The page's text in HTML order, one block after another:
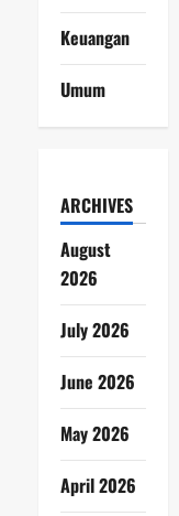
Keuangan
Umum
ARCHIVES
August
2026
July 2026
June 2026
May 2026
April 2026